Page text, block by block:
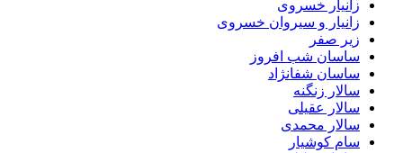
زانیار خسروی
زانیار و سیروان خسروی
زیر صفر
ساسان شب افروز
ساسان شفانژاد
سالار زنگنه
سالار عقیلی
سالار محمدی
سام کوشیار